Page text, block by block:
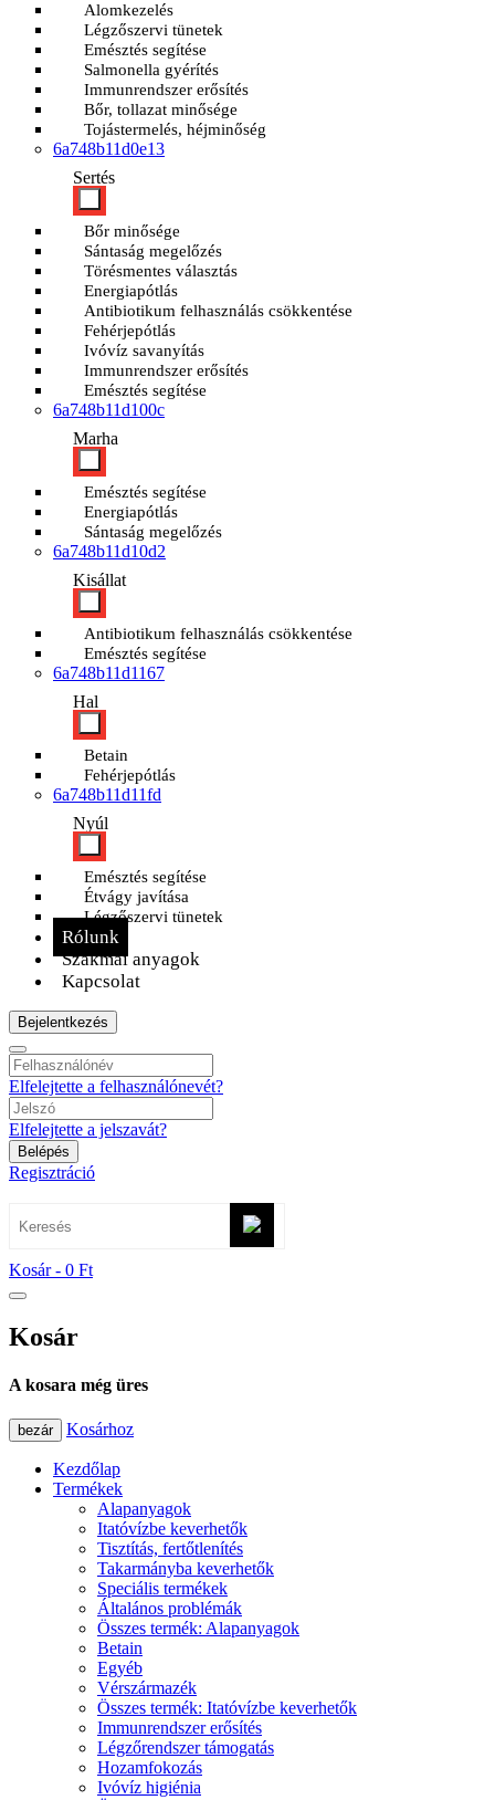
Alomkezelés
Légzőszervi tünetek
Emésztés segítése
Salmonella gyérítés
Immunrendszer erősítés
Bőr, tollazat minősége
Tojástermelés, héjminőség
6a748b11d0e13
Sertés
Bőr minősége
Sántaság megelőzés
Törésmentes választás
Energiapótlás
Antibiotikum felhasználás csökkentése
Fehérjepótlás
Ivóvíz savanyítás
Immunrendszer erősítés
Emésztés segítése
6a748b11d100c
Marha
Emésztés segítése
Energiapótlás
Sántaság megelőzés
6a748b11d10d2
Kisállat
Antibiotikum felhasználás csökkentése
Emésztés segítése
6a748b11d1167
Hal
Betain
Fehérjepótlás
6a748b11d11fd
Nyúl
Emésztés segítése
Étvágy javítása
Légzőszervi tünetek
Rólunk
Szakmai anyagok
Kapcsolat
Bejelentkezés
Elfelejtette a felhasználónevét?
Elfelejtette a jelszavát?
Belépés
Regisztráció
Kosár - 0 Ft
Kosár
A kosara még üres
bezár Kosárhoz
Kezdőlap
Termékek
Alapanyagok
Itatóvízbe keverhetők
Tisztítás, fertőtlenítés
Takarmányba keverhetők
Speciális termékek
Általános problémák
Összes termék: Alapanyagok
Betain
Egyéb
Vérszármazék
Összes termék: Itatóvízbe keverhetők
Immunrendszer erősítés
Légzőrendszer támogatás
Hozamfokozás
Ivóvíz higiénia